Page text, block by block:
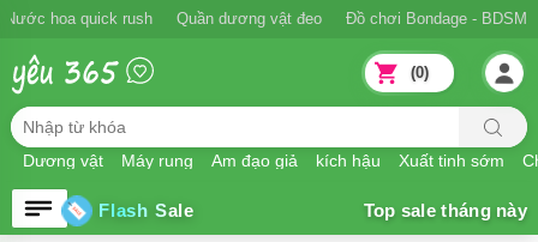
Nước hoa quick rush Quần dương vật đeo Đồ chơi Bondage - BDSM
Dương vật Máy rung Âm đạo giả kích hậu Xuất tinh sớm
(0)
Flash Sale